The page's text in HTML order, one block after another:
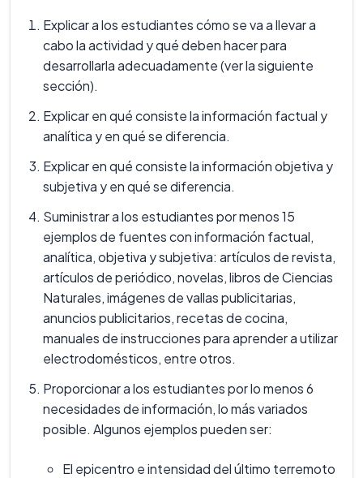
Explicar a los estudiantes cómo se va a llevar a
cabo la actividad y qué deben hacer para
desarrollarla adecuadamente (ver la siguiente
sección).
Explicar en qué consiste la información factual y
analítica y en qué se diferencia.
Explicar en qué consiste la información objetiva y
subjetiva y en qué se diferencia.
Suministrar a los estudiantes por menos 15
ejemplos de fuentes con información factual,
analítica, objetiva y subjetiva: artículos de revista,
artículos de periódico, novelas, libros de Ciencias
Naturales, imágenes de vallas publicitarias,
anuncios publicitarios, recetas de cocina,
manuales de instrucciones para aprender a utilizar
electrodomésticos, entre otros.
Proporcionar a los estudiantes por lo menos 6
necesidades de información, lo más variados
posible. Algunos ejemplos pueden ser:
El epicentro e intensidad del último terremoto